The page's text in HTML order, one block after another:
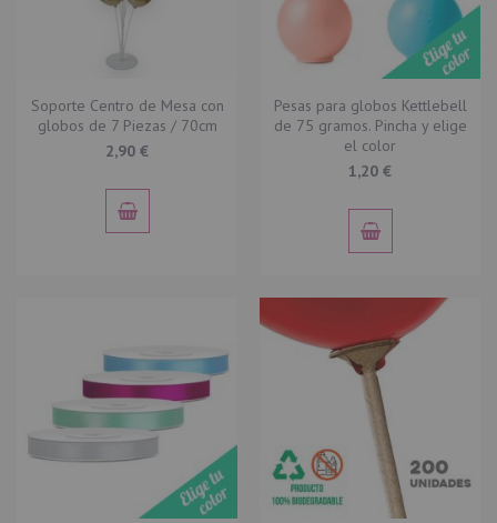
Soporte Centro de Mesa con
globos de 7 Piezas / 70cm
2,90 €
Pesas para globos Kettlebell
de 75 gramos. Pincha y elige
el color
1,20 €